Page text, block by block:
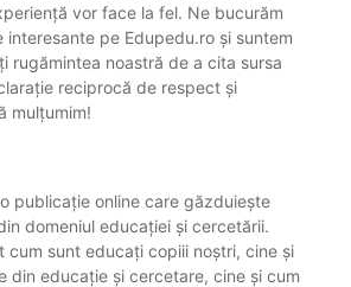
vor face la fel. Ne bucurăm
pe Edupedu.ro și suntem
rugămintea noastră de a cita sursa
reciprocă de respect și
mulțumim!
publicație online care găzduiește
domeniul educației și cercetării.
cum sunt educați copiii noștri, cine și
din educație și cercetare, cine și cum